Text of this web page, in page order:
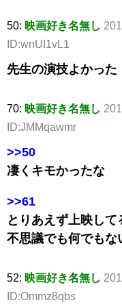
50: 映画好き名無し
ID:wnUI1vL1
先生の演技よかった
70: 映画好き名無し
ID:JMMqawmr
>>50
凄くキモかったな
>>61
とりあえず上映し
不思議でも何でもな
52: 映画好き名無し
ID:Ommz8qbs